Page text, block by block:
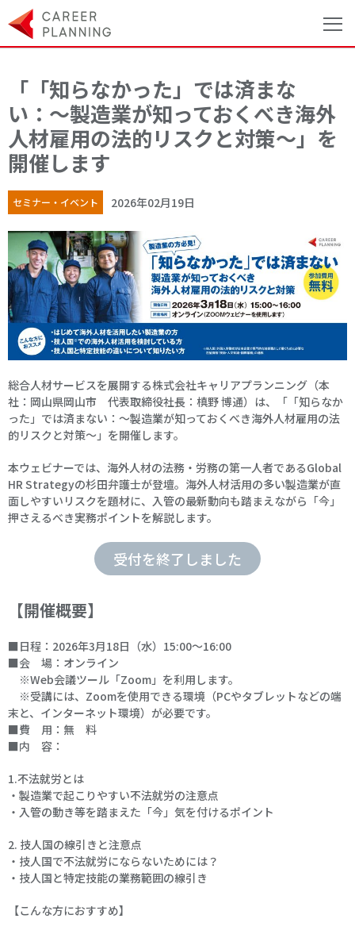
「「知らなかった」では済まな
い：〜製造業が知っておくべき海外
人材雇用の法的リスクと対策〜」を
開催します
セミナー・イベント 2026年02月19日
総合人材サービスを展開する株式会社キャリアプランニング（本
社：岡山県岡山市 代表取締役社長：槙野 博通）は、「「知らなか
った」では済まない：〜製造業が知っておくべき海外人材雇用の法
的リスクと対策〜」を開催します。
本ウェビナーでは、海外人材の法務・労務の第一人者であるGlobal
HR Strategyの杉田弁護士が登壇。海外人材活用の多い製造業が直
面しやすいリスクを題材に、入管の最新動向も踏まえながら「今」
押さえるべき実務ポイントを解説します。
受付を終了しました
【開催概要】
■日程：2026年3月18日（水）15:00～16:00
■会 場：オンライン
※Web会議ツール「Zoom」を利用します。
※受講には、Zoomを使用できる環境（PCやタブレットなどの端
末と、インターネット環境）が必要です。
■費 用：無 料
■内 容：
1.不法就労とは
・製造業で起こりやすい不法就労の注意点
・入管の動き等を踏まえた「今」気を付けるポイント
2. 技人国の線引きと注意点
・技人国で不法就労にならないためには？
・技人国と特定技能の業務範囲の線引き
【こんな方におすすめ】